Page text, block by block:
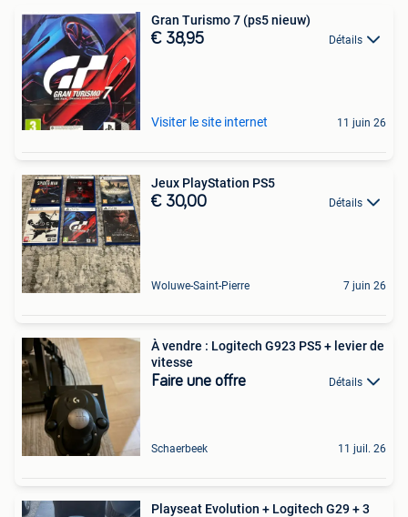
Gran Turismo 7 (ps5 nieuw)
€ 38,95 Détails
Visiter le site internet 11 juin 26
Jeux PlayStation PS5
€ 30,00 Détails
Woluwe-Saint-Pierre 7 juin 26
À vendre : Logitech G923 PS5 + levier de
vitesse
Faire une offre Détails
Schaerbeek 11 juil. 26
Playseat Evolution + Logitech G29 + 3